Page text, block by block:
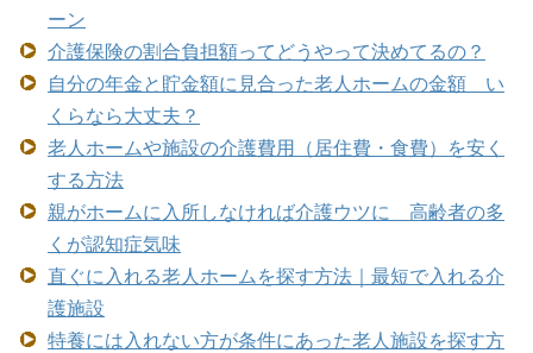
ーン
介護保険の割合負担額ってどうやって決めてるの？
自分の年金と貯金額に見合った老人ホームの金額 い
くらなら大丈夫？
老人ホームや施設の介護費用（居住費・食費）を安く
する方法
親がホームに入所しなければ介護ウツに 高齢者の多
くが認知症気味
直ぐに入れる老人ホームを探す方法｜最短で入れる介
護施設
特養には入れない方が条件にあった老人施設を探す方